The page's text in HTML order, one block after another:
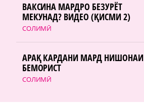
СОЛИМӢ
ВАКСИНА МАРДРО БЕЗУРЁТ
МЕКУНАД? ВИДЕО (ҚИСМИ 2)
СОЛИМӢ
АРАҚ КАРДАНИ МАРД НИШОНАИ
БЕМОРИСТ